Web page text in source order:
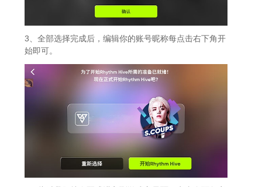
3、全部选择完成后，编辑你的账号昵称每点击右下角开
始即可。